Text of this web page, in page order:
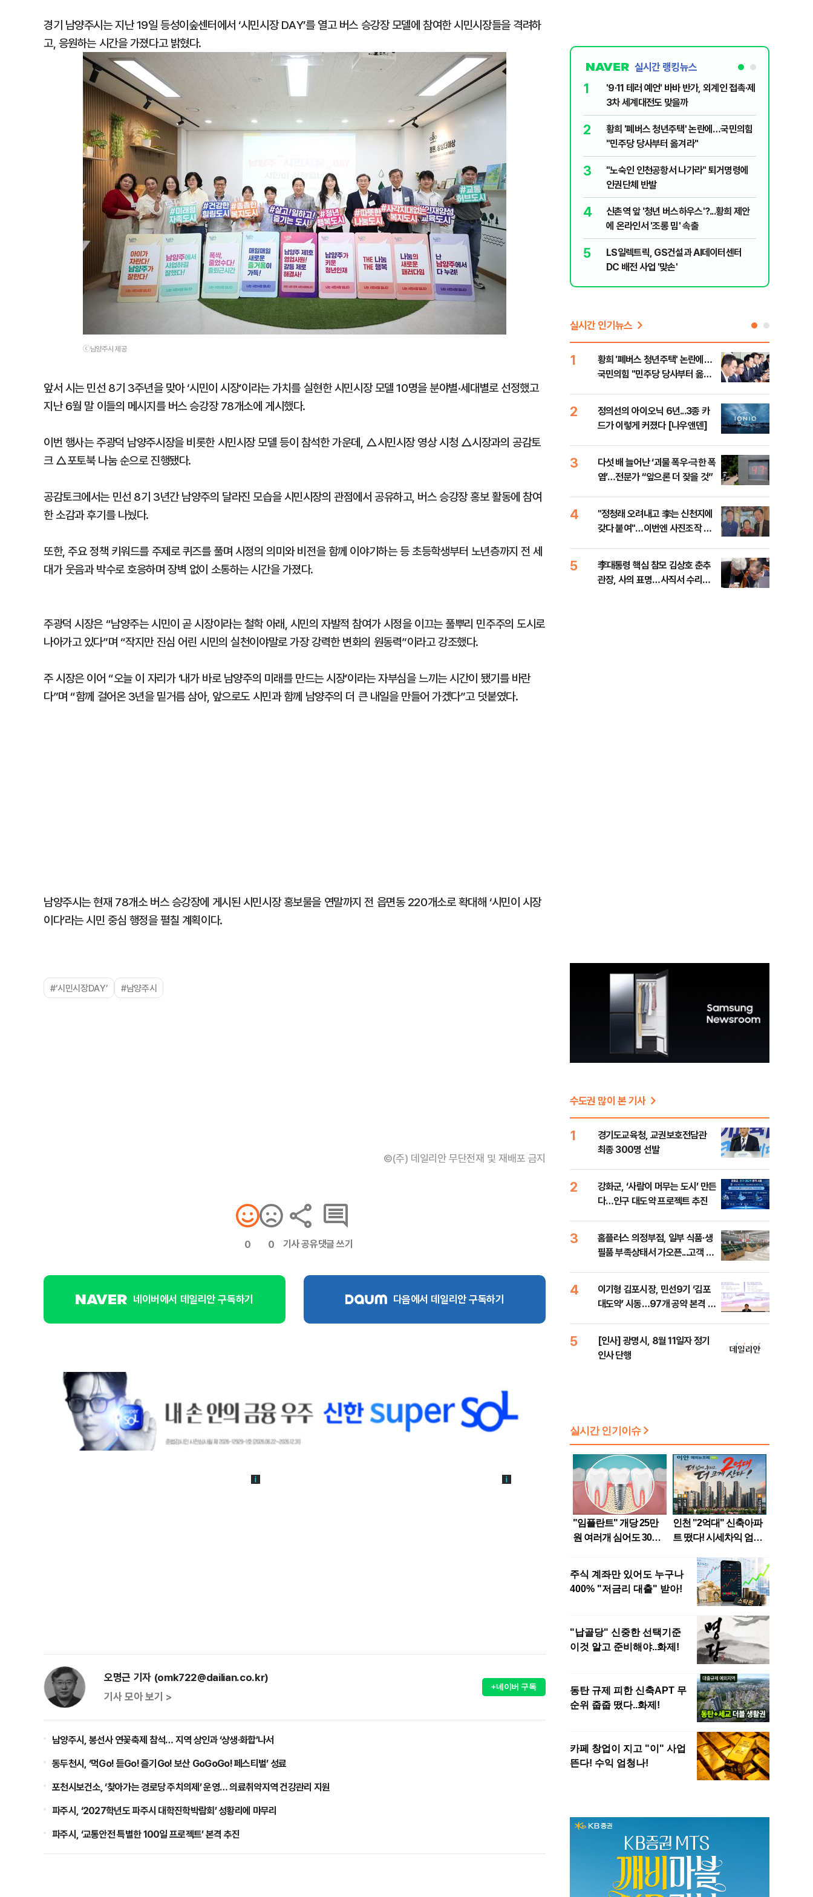
경기 남양주시는 지난 19일 등성이숲센터에서 ‘시민시장 DAY’를 열고 버스 승강장 모델에 참여한 시민시장들을 격려하
고, 응원하는 시간을 가졌다고 밝혔다.
ⓒ남양주시 제공
앞서 시는 민선 8기 3주년을 맞아 ‘시민이 시장’이라는 가치를 실현한 시민시장 모델 10명을 분야별·세대별로 선정했고
지난 6월 말 이들의 메시지를 버스 승강장 78개소에 게시했다.
이번 행사는 주광덕 남양주시장을 비롯한 시민시장 모델 등이 참석한 가운데, △시민시장 영상 시청 △시장과의 공감토
크 △포토북 나눔 순으로 진행됐다.
공감토크에서는 민선 8기 3년간 남양주의 달라진 모습을 시민시장의 관점에서 공유하고, 버스 승강장 홍보 활동에 참여
한 소감과 후기를 나눴다.
또한, 주요 정책 키워드를 주제로 퀴즈를 풀며 시정의 의미와 비전을 함께 이야기하는 등 초등학생부터 노년층까지 전 세
대가 웃음과 박수로 호응하며 장벽 없이 소통하는 시간을 가졌다.
주광덕 시장은 “남양주는 시민이 곧 시장이라는 철학 아래, 시민의 자발적 참여가 시정을 이끄는 풀뿌리 민주주의 도시로
나아가고 있다”며 “작지만 진심 어린 시민의 실천이야말로 가장 강력한 변화의 원동력”이라고 강조했다.
주 시장은 이어 “오늘 이 자리가 ‘내가 바로 남양주의 미래를 만드는 시장’이라는 자부심을 느끼는 시간이 됐기를 바란
다”며 “함께 걸어온 3년을 밑거름 삼아, 앞으로도 시민과 함께 남양주의 더 큰 내일을 만들어 가겠다”고 덧붙였다.
남양주시는 현재 78개소 버스 승강장에 게시된 시민시장 홍보물을 연말까지 전 읍면동 220개소로 확대해 ‘시민이 시장
이다’라는 시민 중심 행정을 펼칠 계획이다.
#‘시민시장DAY’ #남양주시
©(주) 데일리안 무단전재 및 재배포 금지
0 0 기사 공유댓글 쓰기
네이버에서 데일리안 구독하기 다음에서 데일리안 구독하기
오명근 기자 (omk722@dailian.co.kr)
기사 모아 보기 >
+네이버 구독
남양주시, 봉선사 연꽃축제 참석… 지역 상인과 ‘상생·화합’나서
동두천시, ‘먹Go! 듣Go! 즐기Go! 보산 GoGoGo! 페스티벌’ 성료
포천시보건소, ‘찾아가는 경로당 주치의제’ 운영… 의료취약지역 건강관리 지원
파주시, ‘2027학년도 파주시 대학진학박람회’ 성황리에 마무리
파주시, ‘교통안전 특별한 100일 프로젝트’ 본격 추진
실시간 랭킹뉴스
1
'9·11 테러 예언' 바바 반가, 외계인 접촉·제
3차 세계대전도 맞을까
2
황희 '폐버스 청년주택' 논란에…국민의힘
"민주당 당사부터 옮겨라"
3
"노숙인 인천공항서 나가라" 퇴거명령에
인권단체 반발
4
신촌역 앞 '청년 버스하우스'?...황희 제안
에 온라인서 '조롱 밈' 속출
5
LS일렉트릭, GS건설과 AI데이터센터
DC 배전 사업 '맞손'
실시간 인기뉴스
1
황희 '폐버스 청년주택' 논란에…
국민의힘 "민주당 당사부터 옮겨
2
정의선의 아이오닉 6년...3종 카
드가 이렇게 커졌다 [나우앤덴]
3
다섯 배 늘어난 ‘괴물 폭우·극한 폭
염’…전문가 “앞으론 더 잦을 것”
4
"정청래 오려내고 李는 신천지에
갖다 붙여"…이번엔 사진조작 명
5
李대통령 핵심 참모 김상호 춘추
관장, 사의 표명…사직서 수리는
수도권 많이 본 기사
1
경기도교육청, 교권보호전담관
최종 300명 선발
2
강화군, ‘사람이 머무는 도시’ 만든
다…인구 대도약 프로젝트 추진
3
홈플러스 의정부점, 일부 식품·생
필품 부족상태서 가오픈...고객 불
4
이기형 김포시장, 민선9기 ‘김포
대도약’ 시동…97개 공약 본격 추
5
[인사] 광명시, 8월 11일자 정기
인사 단행